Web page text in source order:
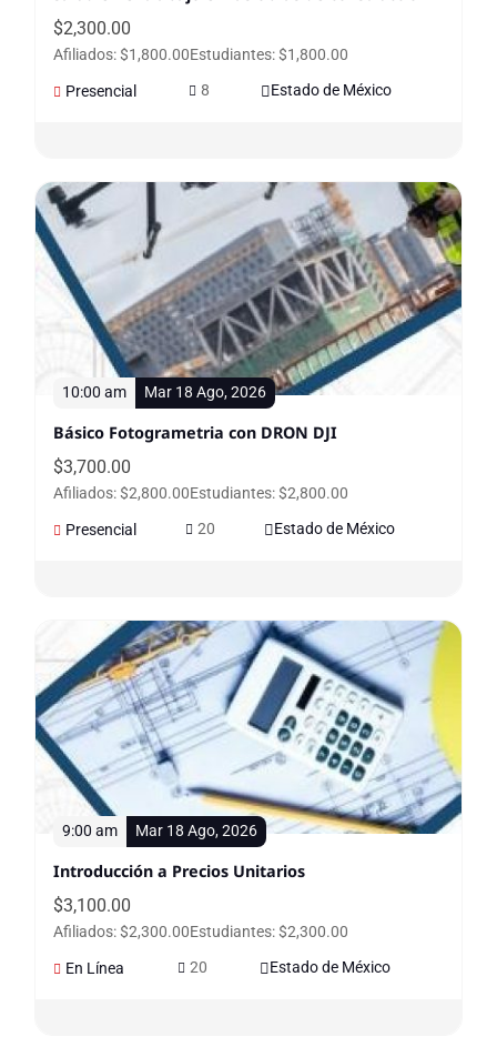
$2,300.00
Afiliados: $1,800.00Estudiantes: $1,800.00
Presencial
8 Estado de México
10:00 am Mar 18 Ago, 2026
Básico Fotogrametria con DRON DJI
$3,700.00
Afiliados: $2,800.00Estudiantes: $2,800.00
Presencial
20 Estado de México
9:00 am Mar 18 Ago, 2026
Introducción a Precios Unitarios
$3,100.00
Afiliados: $2,300.00Estudiantes: $2,300.00
En Línea
20 Estado de México